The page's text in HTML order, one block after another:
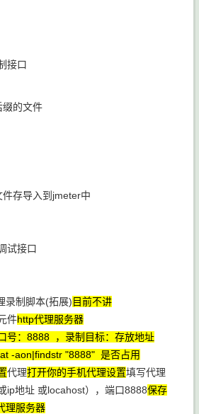
接口
缀的文件
件存导入到jmeter中
试接口
录制脚本(拓展) 目前不讲
件http代理服务器
号：8888 ，录制目标：存放地址
-aon|findstr "8888" 是否占用
代理打开你的手机代理设置填写代理
ip地址 或locahost），端口8888保存
理服务器